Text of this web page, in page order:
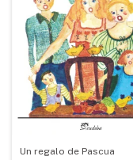
Un regalo de Pascua